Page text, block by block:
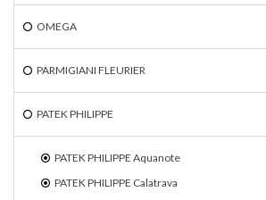
OMEGA
PARMIGIANI FLEURIER
PATEK PHILIPPE
PATEK PHILIPPE Aquanote
PATEK PHILIPPE Calatrava